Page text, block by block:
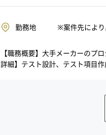
勤務地 ※案件先により
【職務概要】大手メーカーのプ
詳細】テスト設計、テスト項目